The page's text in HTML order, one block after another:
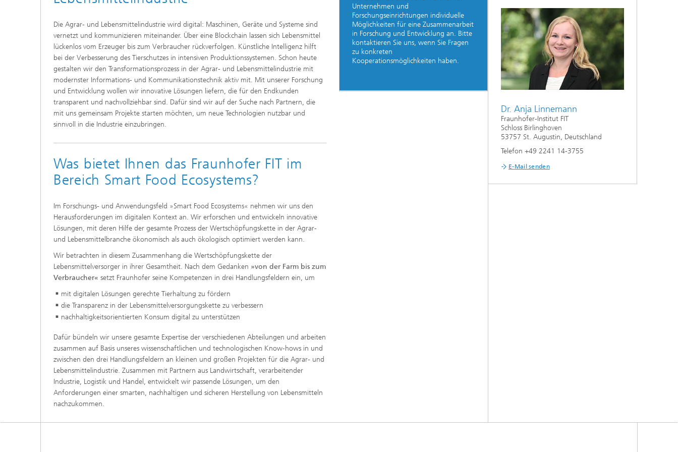
Die Agrar- und Lebensmittelindustrie wird digital: Maschinen, Geräte und Systeme sind
vernetzt und kommunizieren miteinander. Über eine Blockchain lassen sich Lebensmittel
lückenlos vom Erzeuger bis zum Verbraucher rückverfolgen. Künstliche Intelligenz hilft
bei der Verbesserung des Tierschutzes in intensiven Produktionssystemen. Schon heute
gestalten wir den Transformationsprozess in der Agrar- und Lebensmittelindustrie mit
modernster Informations- und Kommunikationstechnik aktiv mit. Mit unserer Forschung
und Entwicklung wollen wir innovative Lösungen liefern, die für den Endkunden
transparent und nachvollziehbar sind. Dafür sind wir auf der Suche nach Partnern, die
mit uns gemeinsam Projekte starten möchten, um neue Technologien nutzbar und
sinnvoll in die Industrie einzubringen.
Was bietet Ihnen das Fraunhofer FIT im
Bereich Smart Food Ecosystems?
Im Forschungs- und Anwendungsfeld »Smart Food Ecosystems« nehmen wir uns den
Herausforderungen im digitalen Kontext an. Wir erforschen und entwickeln innovative
Lösungen, mit deren Hilfe der gesamte Prozess der Wertschöpfungskette in der Agrar-
und Lebensmittelbranche ökonomisch als auch ökologisch optimiert werden kann.
Wir betrachten in diesem Zusammenhang die Wertschöpfungskette der
Lebensmittelversorger in ihrer Gesamtheit. Nach dem Gedanken »von der Farm bis zum
Verbraucher« setzt Fraunhofer seine Kompetenzen in drei Handlungsfeldern ein, um
mit digitalen Lösungen gerechte Tierhaltung zu fördern
die Transparenz in der Lebensmittelversorgungskette zu verbessern
nachhaltigkeitsorientierten Konsum digital zu unterstützen
Dafür bündeln wir unsere gesamte Expertise der verschiedenen Abteilungen und arbeiten
zusammen auf Basis unseres wissenschaftlichen und technologischen Know-hows in und
zwischen den drei Handlungsfeldern an kleinen und großen Projekten für die Agrar- und
Lebensmittelindustrie. Zusammen mit Partnern aus Landwirtschaft, verarbeitender
Industrie, Logistik und Handel, entwickelt wir passende Lösungen, um den
Anforderungen einer smarten, nachhaltigen und sicheren Herstellung von Lebensmitteln
nachzukommen.
Unternehmen und
Forschungseinrichtungen individuelle
Möglichkeiten für eine Zusammenarbeit
in Forschung und Entwicklung an. Bitte
kontaktieren Sie uns, wenn Sie Fragen
zu konkreten
Kooperationsmöglichkeiten haben.
Dr. Anja Linnemann
Fraunhofer-Institut FIT
Schloss Birlinghoven
53757 St. Augustin, Deutschland
Telefon +49 2241 14-3755
E-Mail senden